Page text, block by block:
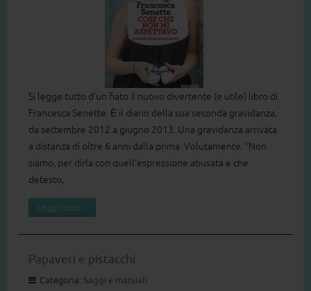
Si legge tutto d’un fiato il nuovo divertente (e utile) libro di
Francesca Senette. È il diario della sua seconda gravidanza,
da settembre 2012 a giugno 2013. Una gravidanza arrivata
a distanza di oltre 6 anni dalla prima. Volutamente. “Non
siamo, per dirla con quell’espressione abusata e che
detesto,
Leggi tutto...
Papaveri e pistacchi
Categoria: Saggi e manuali